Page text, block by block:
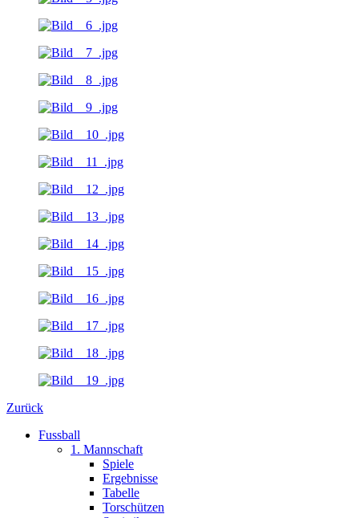
Zurück
Fussball
1. Mannschaft
Spiele
Ergebnisse
Tabelle
Torschützen